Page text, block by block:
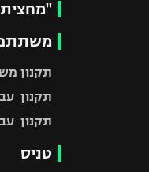
תקנון
תקנון
תקנון עבור
טניס